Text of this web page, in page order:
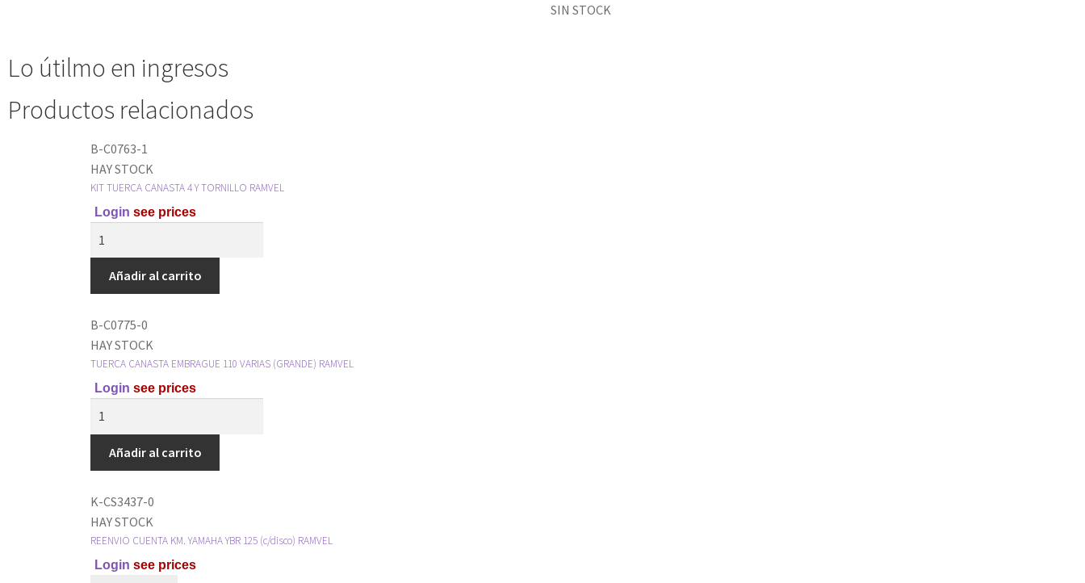
SIN STOCK
Lo útilmo en ingresos
Productos relacionados
B-C0763-1
HAY STOCK
KIT TUERCA CANASTA 4 Y TORNILLO RAMVEL
Login see prices
Añadir al carrito
B-C0775-0
HAY STOCK
TUERCA CANASTA EMBRAGUE 110 VARIAS (GRANDE) RAMVEL
Login see prices
Añadir al carrito
K-CS3437-0
HAY STOCK
REENVIO CUENTA KM. YAMAHA YBR 125 (c/disco) RAMVEL
Login see prices